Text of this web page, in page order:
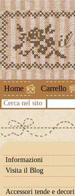
Home Carrello
Cerca nel sito
Informazioni
Visita il Blog
Accessori tende e decori